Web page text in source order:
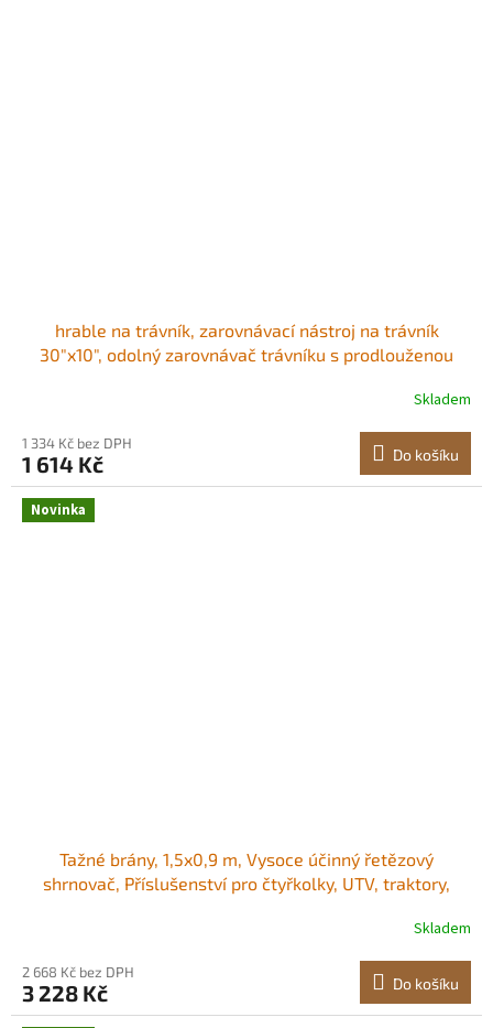
hrable na trávník, zarovnávací nástroj na trávník
30"x10", odolný zarovnávač trávníku s prodlouženou
zahradu, golfový trávník, farmu Ztluštěná a těžší
podkladová deska Snadná montáž
Skladem
1 334 Kč bez DPH
1 614 Kč Do košíku
Novinka
Tažné brány, 1,5x0,9 m, Vysoce účinný řetězový
shrnovač, Příslušenství pro čtyřkolky, UTV, traktory,
řetězem, pro vyjeté koleje na štěrkových příjezdových
cestách a vyrovnávání zemědělských polí<br/
Skladem
2 668 Kč bez DPH
3 228 Kč Do košíku